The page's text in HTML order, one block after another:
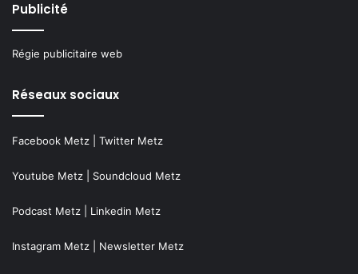
Publicité
Régie publicitaire web
Réseaux sociaux
Facebook Metz Twitter Metz
Youtube Metz Soundcloud Metz
Podcast Metz Linkedin Metz
Instagram Metz Newsletter Metz